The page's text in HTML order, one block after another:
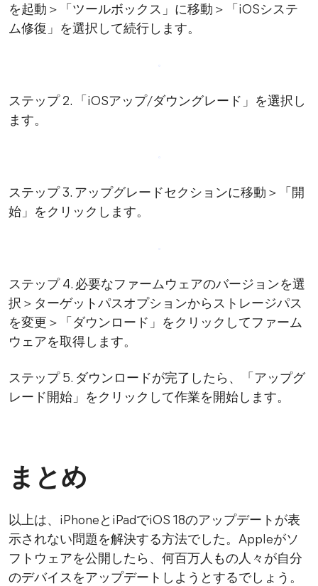
を起動＞「ツールボックス」に移動＞「iOSシステ
ム修復」を選択して続行します。
ステップ 2. 「iOSアップ/ダウングレード」を選択し
ます。
ステップ 3. アップグレードセクションに移動＞「開
始」をクリックします。
ステップ 4. 必要なファームウェアのバージョンを選
択＞ターゲットパスオプションからストレージパス
を変更＞「ダウンロード」をクリックしてファーム
ウェアを取得します。
ステップ 5. ダウンロードが完了したら、「アップグ
レード開始」をクリックして作業を開始します。
まとめ
以上は、iPhoneとiPadでiOS 18のアップデートが表
示されない問題を解決する方法でした。Appleがソ
フトウェアを公開したら、何百万人もの人々が自分
のデバイスをアップデートしようとするでしょう。